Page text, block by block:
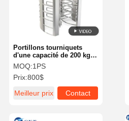
Portillons tourniquets
d'une capacité de 200 kg
offrant un contrôle d'accès
fluide, fréquence 50-60 Hz,
conçus pour la gestion
sécurisée des entrées
MOQ:1PS
Prix:800$
Meilleur prix
Contact